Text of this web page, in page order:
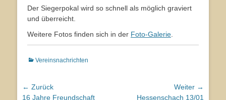
Der Siegerpokal wird so schnell als möglich graviert
und überreicht.
Weitere Fotos finden sich in der Foto-Galerie
Kategorien
Vereinsnachrichten
Beitragsnavigation
← Zurück
Vorhergehender
16 Jahre Freundschaft
Weiter →
NächsterHessenschach 13/01